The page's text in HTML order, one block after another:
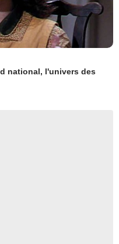
national, l'univers des